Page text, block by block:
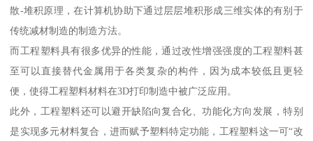
散-堆积原理，在计算机协助下通过层层堆积形成三维实体的有别于
传统减材制造的制造方法。
而工程塑料具有很多优异的性能，通过改性增强强度的工程塑料甚
至可以直接替代金属用于各类复杂的构件，因为成本较低且更轻
便，使得工程塑料材料在3D打印制造中被广泛应用。
此外，工程塑料还可以避开缺陷向复合化、功能化方向发展，特别
是实现多元材料复合，进而赋予塑料特定功能，工程塑料这一可“改